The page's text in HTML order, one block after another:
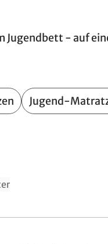
Jugendbett - auf
Jugend-